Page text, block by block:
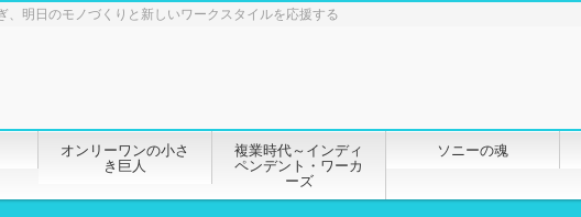
、明日のモノづくりと新しいワークスタイルを応援する
オンリーワンの小さ
き巨人
複業時代～インディ
ペンデント・ワーカ
ーズ
ソニーの魂